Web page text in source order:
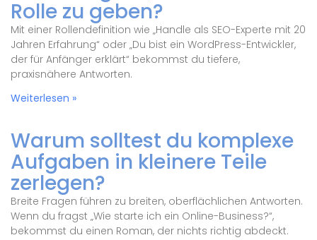
Rolle zu geben?
Mit einer Rollendefinition wie „Handle als SEO-Experte mit 20
Jahren Erfahrung“ oder „Du bist ein WordPress-Entwickler,
der für Anfänger erklärt“ bekommst du tiefere,
praxisnähere Antworten.
Weiterlesen »
Warum solltest du komplexe
Aufgaben in kleinere Teile
zerlegen?
Breite Fragen führen zu breiten, oberflächlichen Antworten.
Wenn du fragst „Wie starte ich ein Online-Business?“,
bekommst du einen Roman, der nichts richtig abdeckt.